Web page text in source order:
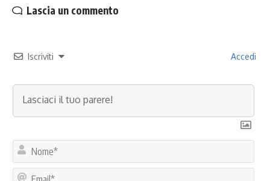
Lascia un commento
Iscriviti Accedi